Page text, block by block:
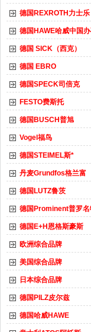
德国REXROTH力士乐
德国HAWE哈威中国
德国 SICK（西克）
德国 EBRO
德国SPECK司倍克
FESTO费斯托
德国BUSCH普旭
Vogel福鸟
德国STEIMEL斯*
丹麦Grundfos格兰富
德国LUTZ鲁茨
德国Prominent普罗名
德国E+H恩格斯豪斯
欧洲综合品牌
美国综合品牌
日本综合品牌
德国PILZ皮尔兹
德国哈威HAWE